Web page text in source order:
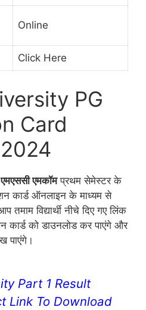
Online
Click Here
PG
Card
एमकॉमप्रथम सेमेस्टर के
कार्ड ऑनलाइन के माध्यम से
तमाम विद्यार्थी नीचे दिए गए लिंक
कार्ड को डाउनलोड कर पाएंगे और
पाएंगे।
Part 1 Result
Link To Download